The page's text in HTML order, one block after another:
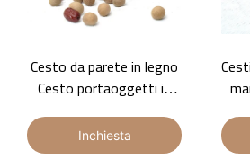
Cesto da parete in legno
Cesto portaoggetti in
legno Cesto per frutta
secca Cesto regalo
Inchiesta